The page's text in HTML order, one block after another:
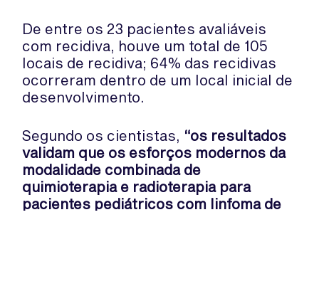
De entre os 23 pacientes avaliáveis ​​
com recidiva, houve um total de 105
locais de recidiva; 64% das recidivas
ocorreram dentro de um local inicial de
desenvolvimento.
Segundo os cientistas, “os resultados
validam que os esforços modernos da
modalidade combinada de
quimioterapia e radioterapia para
pacientes pediátricos com linfoma de